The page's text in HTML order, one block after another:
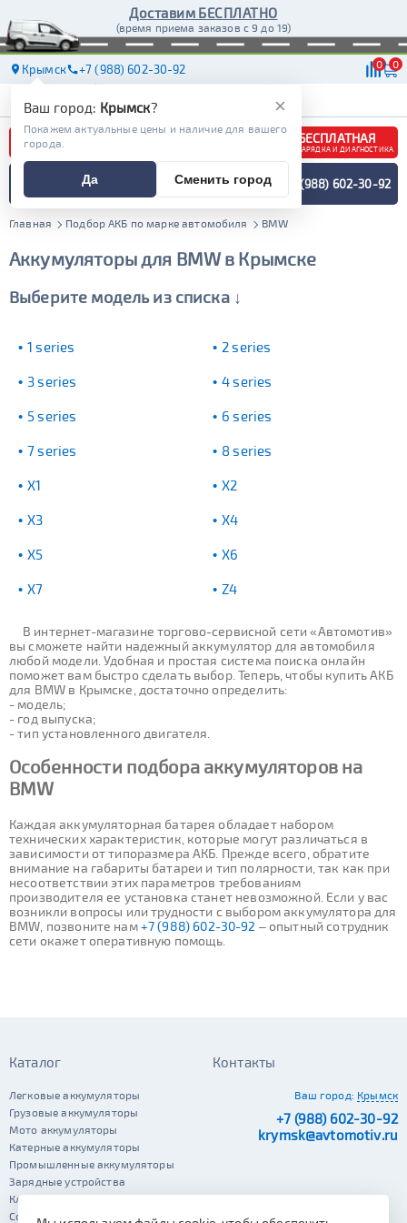
Доставим БЕСПЛАТНО
(время приема заказов с 9 до 19)
Крымск +7 (988) 602-30-92 0 0
АКБ ДОСТАВКА
БЕСПЛАТНАЯ
ЗАРЯДКА И ДИАГНОСТИКА
ПОДБОР АККУМУЛЯТОРА
СПЕЦИАЛИСТОМ +7 (988) 602-30-92
Главная Подбор АКБ по марке автомобиля BMW
Аккумуляторы для BMW в Крымске
Выберите модель из списка ↓
1 series 2 series
3 series 4 series
5 series 6 series
7 series 8 series
X1 X2
X3 X4
X5 X6
X7 Z4
В интернет-магазине торгово-сервисной сети «Автомотив»
вы сможете найти надежный аккумулятор для автомобиля
любой модели. Удобная и простая система поиска онлайн
поможет вам быстро сделать выбор. Теперь, чтобы купить АКБ
для BMW в Крымске, достаточно определить:
- модель;
- год выпуска;
- тип установленного двигателя.
Особенности подбора аккумуляторов на
BMW
Каждая аккумуляторная батарея обладает набором
технических характеристик, которые могут различаться в
зависимости от типоразмера АКБ. Прежде всего, обратите
внимание на габариты батареи и тип полярности, так как при
несоответствии этих параметров требованиям
производителя ее установка станет невозможной. Если у вас
возникли вопросы или трудности с выбором аккумулятора для
BMW, позвоните нам+7 (988) 602-30-92 – опытный сотрудник
сети окажет оперативную помощь.
×
Ваш город: Крымск?
Покажем актуальные цены и наличие для вашего
города.
Да Сменить город
Каталог
Легковые аккумуляторы
Грузовые аккумуляторы
Мото аккумуляторы
Катерные аккумуляторы
Промышленные аккумуляторы
Зарядные устройства
Клеммы
Сопутствующие автотовары
Контакты
Ваш город: Крымск
+7 (988) 602-30-92
krymsk@avtomotiv.ru